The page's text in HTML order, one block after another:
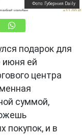
Фото: Губерния Daily
подарок для
июня ей
центра
суммой,
покупок, и в